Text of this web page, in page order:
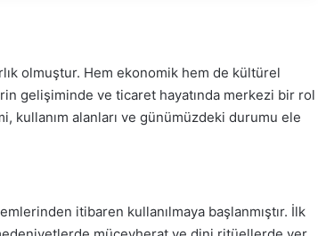
olmuştur. Hem ekonomik hem de kültürel
gelişiminde ve ticaret hayatında merkezi bir rol
kullanım alanları ve günümüzdeki durumu ele
itibaren kullanılmaya başlanmıştır. İlk